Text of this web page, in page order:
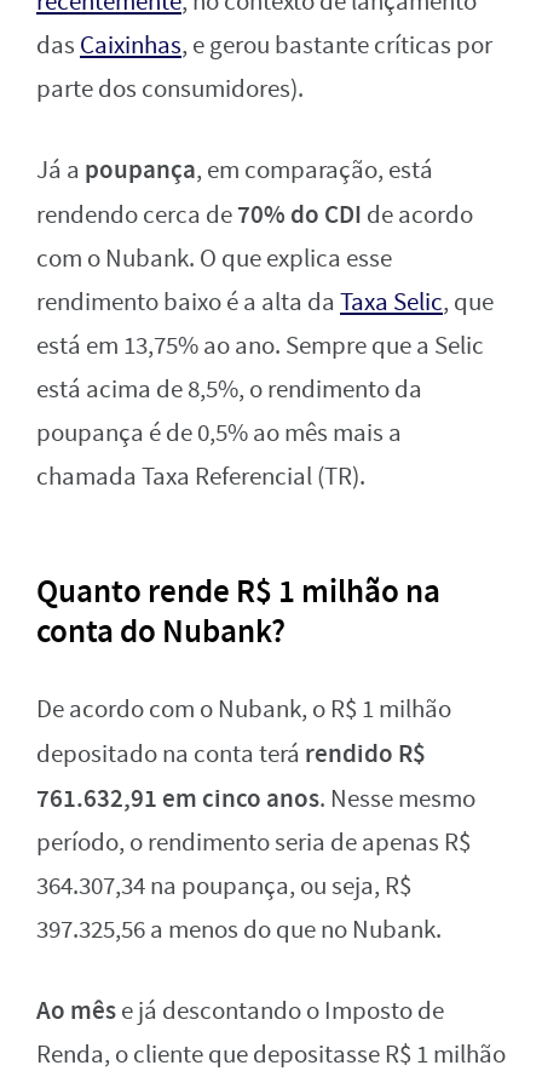
das Caixinhas, e gerou bastante críticas por
parte dos consumidores).
Já a poupança, em comparação, está
rendendo cerca de70% do CDI de acordo
com o Nubank. O que explica esse
rendimento baixo é a alta da Taxa Selic, que
está em 13,75% ao ano. Sempre que a Selic
está acima de 8,5%, o rendimento da
poupança é de 0,5% ao mês mais a
chamada Taxa Referencial (TR).
Quanto rende R$ 1 milhão na
conta do Nubank?
De acordo com o Nubank, o R$ 1 milhão
depositado na conta terá rendido R$
761.632,91 em cinco anos. Nesse mesmo
período, o rendimento seria de apenas R$
364.307,34 na poupança, ou seja, R$
397.325,56 a menos do que no Nubank.
Ao mêse já descontando o Imposto de
Renda, o cliente que depositasse R$ 1 milhão